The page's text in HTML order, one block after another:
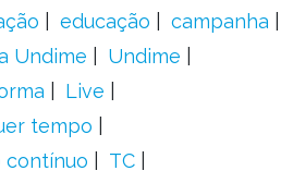
educação
campanha
Undime
Undime
Live
tempo
contínuo
TC